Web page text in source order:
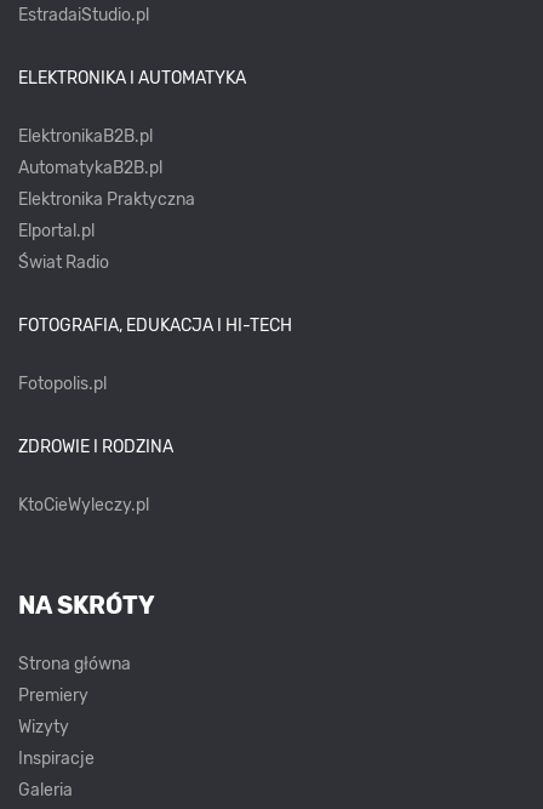
EstradaiStudio.pl
ELEKTRONIKA I AUTOMATYKA
ElektronikaB2B.pl
AutomatykaB2B.pl
Elektronika Praktyczna
Elportal.pl
Świat Radio
FOTOGRAFIA, EDUKACJA I HI-TECH
Fotopolis.pl
ZDROWIE I RODZINA
KtoCieWyleczy.pl
NA SKRÓTY
Strona główna
Premiery
Wizyty
Inspiracje
Galeria